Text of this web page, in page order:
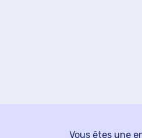
Vous êtes une